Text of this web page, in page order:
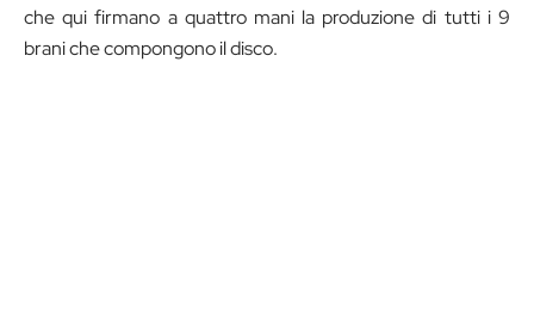
che qui firmano a quattro mani la produzione di tutti i 9
brani che compongono il disco.